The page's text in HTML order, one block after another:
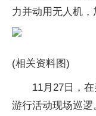
力并动用无人机，
(相关资料图)
11月27日，
游行活动现场巡逻